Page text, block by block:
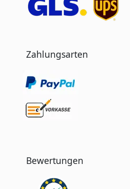
Zahlungsarten
Bewertungen